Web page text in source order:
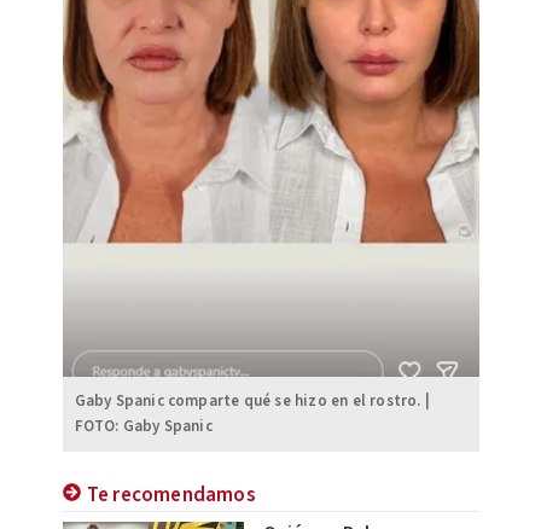
Gaby Spanic comparte qué se hizo en el rostro. |
FOTO: Gaby Spanic
Te recomendamos